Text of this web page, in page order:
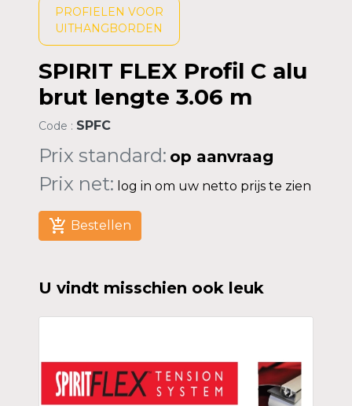
PROFIELEN VOOR
UITHANGBORDEN
SPIRIT FLEX Profil C alu
brut lengte 3.06 m
Code : SPFC
Prix standard: op aanvraag
Prix net: log in om uw netto prijs te zien
add_shopping_cart Bestellen
U vindt misschien ook leuk